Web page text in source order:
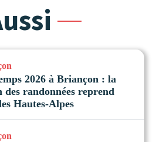
2026 à Briançon : la
des randonnées reprend
Hautes-Alpes